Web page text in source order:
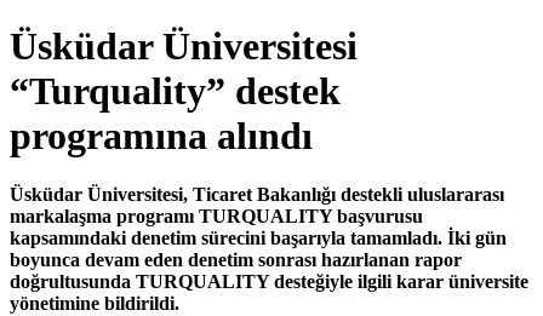
Üsküdar Üniversitesi
“Turquality” destek
programına alındı
Üsküdar Üniversitesi, Ticaret Bakanlığı destekli uluslararası
markalaşma programı TURQUALITY başvurusu
kapsamındaki denetim sürecini başarıyla tamamladı. İki gün
boyunca devam eden denetim sonrası hazırlanan rapor
doğrultusunda TURQUALITY desteğiyle ilgili karar üniversite
yönetimine bildirildi.